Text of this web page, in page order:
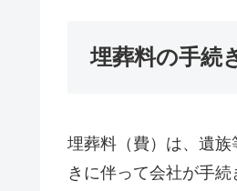
埋葬料の手続
埋葬料（費）は、遺
きに伴って会社が手